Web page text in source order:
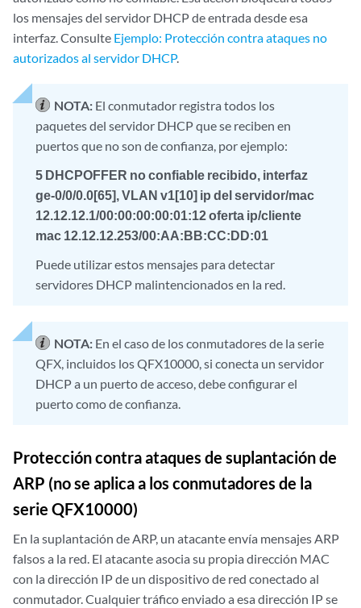
los mensajes del servidor DHCP de entrada desde esa
interfaz. Consulte Ejemplo: Protección contra ataques no
autorizados al servidor DHCP.
NOTA: El conmutador registra todos los
paquetes del servidor DHCP que se reciben en
puertos que no son de confianza, por ejemplo:
5 DHCPOFFER no confiable recibido, interfaz
ge-0/0/0.0[65], VLAN v1[10] ip del servidor/mac
12.12.12.1/00:00:00:00:01:12 oferta ip/cliente
mac 12.12.12.253/00:AA:BB:CC:DD:01
Puede utilizar estos mensajes para detectar
servidores DHCP malintencionados en la red.
NOTA: En el caso de los conmutadores de la serie
QFX, incluidos los QFX10000, si conecta un servidor
DHCP a un puerto de acceso, debe configurar el
puerto como de confianza.
Protección contra ataques de suplantación de
ARP (no se aplica a los conmutadores de la
serie QFX10000)
En la suplantación de ARP, un atacante envía mensajes ARP
falsos a la red. El atacante asocia su propia dirección MAC
con la dirección IP de un dispositivo de red conectado al
conmutador. Cualquier tráfico enviado a esa dirección IP se